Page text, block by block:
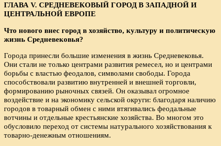
ГЛАВА V. СРЕДНЕВЕКОВЫЙ ГОРОД В ЗАПАДНОЙ И
ЦЕНТРАЛЬНОЙ ЕВРОПЕ
Что нового внес город в хозяйство, культуру и политическую
жизнь Средневековья?
Города принесли большие изменения в жизнь Средневековья.
Они стали не только центрами развития ремесел, но и центрами
борьбы с властью феодалов, символами свободы. Города
способствовали развитию внутренней и внешней торговли,
формированию рыночных связей. Он оказывал огромное
воздействие и на экономику сельской округи: благодаря наличию
городов в товарный обмен с ними втягивались феодальные
вотчины и отдельные крестьянские хозяйства. Во многом это
обусловило переход от системы натурального хозяйствования к
товарно-денежным отношениям.